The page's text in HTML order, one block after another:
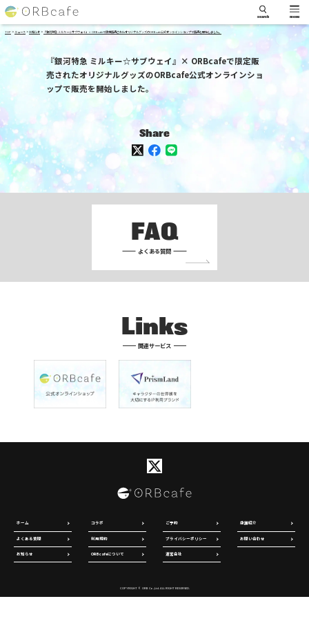
search menu
TOP > ニュース>お知らせ > 『銀河特急 ミルキー☆サブウェイ』× ORBcafeで限定販売されたオリジナルグッズのORBcafe公式オンラインショップで販売を開始しました。
『銀河特急 ミルキー☆サブウェイ』× ORBcafeで限定販
売されたオリジナルグッズのORBcafe公式オンラインショ
ップで販売を開始しました。
Share
FAQ
よくある質問
Links
関連サービス
ホーム コラボ ご予約 店舗紹介
よくある質問 利用規約 プライバシーポリシー お問い合わせ
お知らせ ORBcafeについて 運営会社
COPYRIGHT © ORB Co.,Ltd. ALL RIGHT RESERVED.